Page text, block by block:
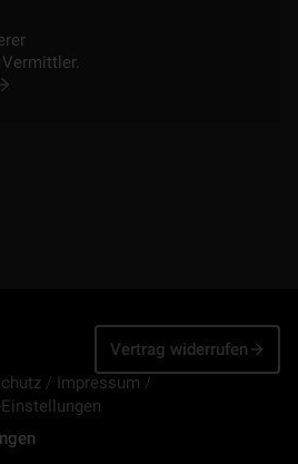
Vermittler.
Impressum
Vertrag widerrufen